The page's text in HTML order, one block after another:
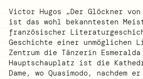
Victor Hugos „Der Glöckner von
ist das wohl bekanntesten
französischer
Geschichte einer unmöglichen
Zentrum die Tänzerin
Hauptschauplatz ist die
Dame, wo Quasimodo, nachdem